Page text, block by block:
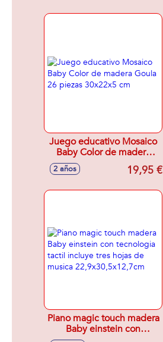
Juego educativo Mosaico
Baby Color de madera
Goula 26 piezas 30x22x5
2 años 19,95 €
Piano magic touch madera
Baby einstein con